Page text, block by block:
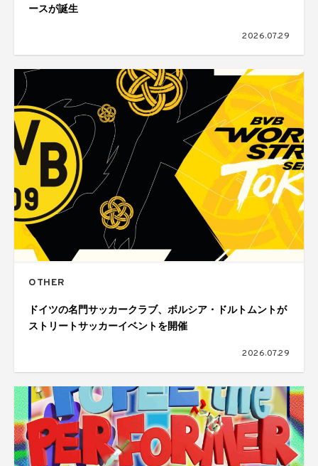
ースが誕生
2026.07.29
OTHER
ドイツの名門サッカークラブ、ボルシア・ドルトムントが
ストリートサッカーイベントを開催
2026.07.29